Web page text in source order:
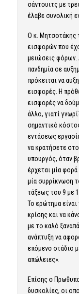
σάντουιτς με
έλαβε συνολική
Ο κ. Μητσοτάκης
εισφορών που
μειώσεις φόρων.
πανδημία σε
πρόκειται να
εισφορές. Η
εισφορές να
άλλο, γιατί
σημαντικό
εντάσεως
να κρατήσετε
υπουργός, όταν
έρχεται μία φορά
μία συρρίκνωση
τάξεως του 9 με
Το ερώτημα
κρίσης και να
με το καλό
ανάπτυξη να
επόμενο στάδιο
απώλειες».
Επίσης ο
δυσκολίες, οι